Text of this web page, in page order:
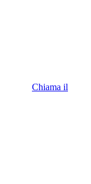
Chiama il